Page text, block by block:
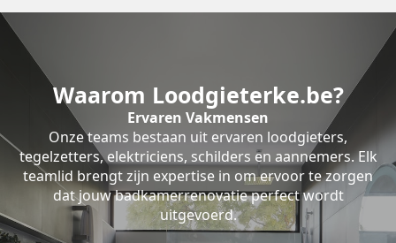
Waarom Loodgieterke.be?
Ervaren Vakmensen
Onze teams bestaan uit ervaren loodgieters,
tegelzetters, elektriciens, schilders en aannemers. Elk
teamlid brengt zijn expertise in om ervoor te zorgen
dat jouw badkamerrenovatie perfect wordt
uitgevoerd.